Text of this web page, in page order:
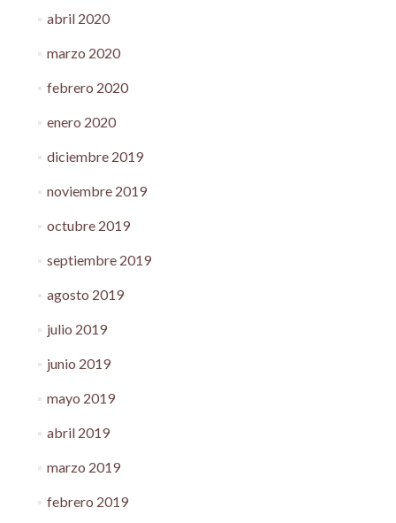
abril 2020
marzo 2020
febrero 2020
enero 2020
diciembre 2019
noviembre 2019
octubre 2019
septiembre 2019
agosto 2019
julio 2019
junio 2019
mayo 2019
abril 2019
marzo 2019
febrero 2019